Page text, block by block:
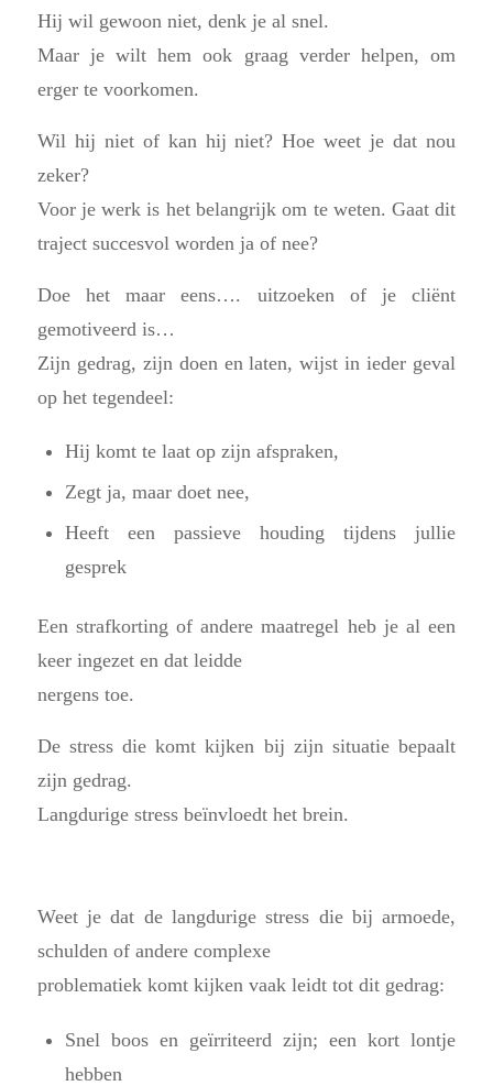
Hij wil gewoon niet, denk je al snel.
Maar je wilt hem ook graag verder helpen, om
erger te voorkomen.
Wil hij niet of kan hij niet? Hoe weet je dat nou
zeker?
Voor je werk is het belangrijk om te weten. Gaat dit
traject succesvol worden ja of nee?
Doe het maar eens…. uitzoeken of je cliënt
gemotiveerd is…
Zijn gedrag, zijn doen en laten, wijst in ieder geval
op het tegendeel:
Hij komt te laat op zijn afspraken,
Zegt ja, maar doet nee,
Heeft een passieve houding tijdens jullie
gesprek
Een strafkorting of andere maatregel heb je al een
keer ingezet en dat leidde
nergens toe.
De stress die komt kijken bij zijn situatie bepaalt
zijn gedrag.
Langdurige stress beïnvloedt het brein.
Weet je dat de langdurige stress die bij armoede,
schulden of andere complexe
problematiek komt kijken vaak leidt tot dit gedrag:
Snel boos en geïrriteerd zijn; een kort lontje
hebben